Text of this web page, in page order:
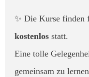
✨ Die Kurse finden
kostenlos statt.
Eine tolle
gemeinsam zu